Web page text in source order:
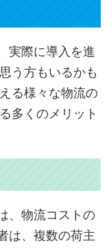
実際に導入を進
う方もいるかも
る様々な物流の
多くのメリット
、物流コストの
は、複数の荷主